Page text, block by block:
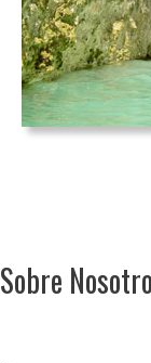
Sobre